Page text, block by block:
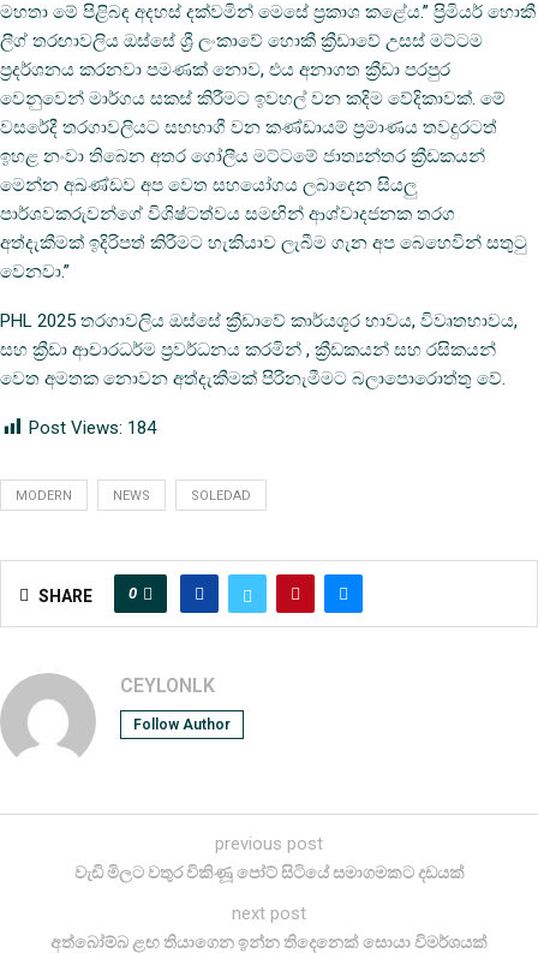
මහතා මේ පිළිබඳ අදහස් දක්වමින් මෙසේ ප්‍රකාශ කළේය.” ප්‍රිමියර් හොකී
ලීග් තරඟාවලිය ඔස්සේ ශ්‍රී ලංකාවේ හොකී ක්‍රීඩාවේ උසස් මට්ටම
ප්‍රදර්ශනය කරනවා පමණක් නොව, එය අනාගත ක්‍රීඩා පරපුර
වෙනුවෙන් මාර්ගය සකස් කිරීමට ඉවහල් වන කදිම වේදිකාවක්. මේ
වසරේදී තරගාවලියට සහභාගී වන කණ්ඩායම් ප්‍රමාණය තවදුරටත්
ඉහළ නංවා තිබෙන අතර ගෝලීය මට්ටමේ ජාත්‍යන්තර ක්‍රීඩකයන්
මෙන්න අඛණ්ඩව අප වෙත සහයෝගය ලබාදෙන සියලු
පාර්ශවකරුවන්ගේ විශිෂ්ටත්වය සමඟින් ආශ්වාදජනක තරග
අත්දැකීමක් ඉදිරිපත් කිරීමට හැකියාව ලැබීම ගැන අප බෙහෙවින් සතුටු
වෙනවා.”
PHL 2025 තරගාවලිය ඔස්සේ ක්‍රීඩාවේ කාර්යශූර භාවය, විවෘතභාවය,
සහ ක්‍රීඩා ආචාරධර්ම ප්‍රවර්ධනය කරමින් , ක්‍රීඩකයන් සහ රසිකයන්
වෙත අමතක නොවන අත්දැකීමක් පිරිනැමීමට බලාපොරොත්තු වේ.
Post Views: 184
MODERN NEWS SOLEDAD
SHARE 0
CEYLONLK
Follow Author
previous post
වැඩි මිලට වතුර විකිණූ පෝට් සිටියේ සමාගමකට දඩයක්
next post
අත්බෝම්බ ළඟ තියාගෙන ඉන්න තිදෙනෙක් සොයා විමර්ශයක්